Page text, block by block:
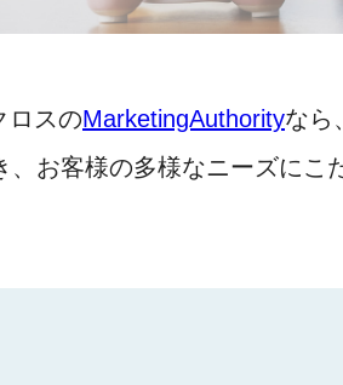
ロスのMarketingAuthorityなら
、お客様の多様なニーズにこ